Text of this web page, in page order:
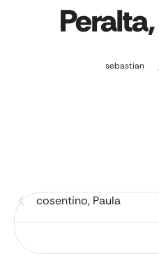
sebastian
cosentino, Paula